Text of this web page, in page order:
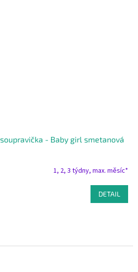
- Baby girl smetanová
1, 2, 3 týdny, max. měsíc*
DETAIL